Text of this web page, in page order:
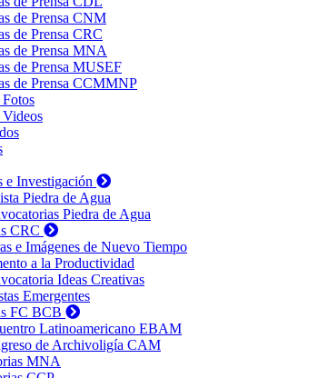
de Prensa CNM
de Prensa CRC
de Prensa MNA
de Prensa MUSEF
de Prensa CCMMNP
Videos
e Investigación
Piedra de Agua
Piedra de Agua
CRC
e Imágenes de Nuevo Tiempo
a la Productividad
Ideas Creativas
Emergentes
FC BCB
Latinoamericano EBAM
de Archivoligía CAM
MNA